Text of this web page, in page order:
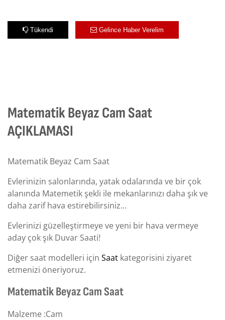
Tükendi Gelince Haber Verelim
Matematik Beyaz Cam Saat
AÇIKLAMASI
Matematik Beyaz Cam Saat
Evlerinizin salonlarında, yatak odalarında ve bir çok
alanında Matemetik şekli ile mekanlarınızı daha şık ve
daha zarif hava estirebilirsiniz…
Evlerinizi güzelleştirmeye ve yeni bir hava vermeye
aday çok şık Duvar Saati!
Diğer saat modelleri için Saat kategorisini ziyaret
etmenizi öneriyoruz.
Matematik Beyaz Cam Saat
Malzeme :Cam